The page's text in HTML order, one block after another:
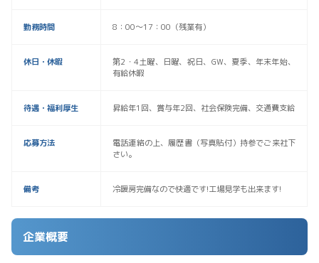
勤務時間 8：00～17：00（残業有）
休日・休暇
第2・4土曜、日曜、祝日、GW、夏季、年末年始、
有給休暇
待遇・福利厚生 昇給年1回、賞与年2回、社会保険完備、交通費支給
応募方法
電話連絡の上、履歴書（写真貼付）持参でご来社下
さい。
備考 冷暖房完備なので快適です!工場見学も出来ます!
企業概要